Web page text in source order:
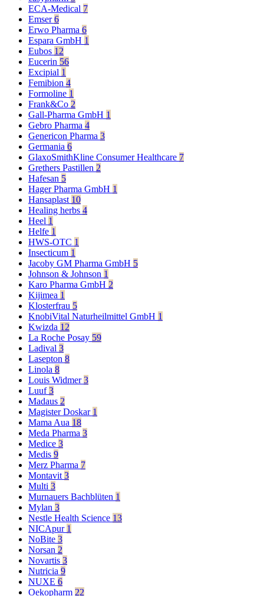
ECA-Medical 7
Emser6
Erwo Pharma 6
Espara GmbH 1
Eubos 12
Eucerin 56
Excipial 1
Femibion 4
Formoline 1
Frank&Co 2
Gall-Pharma GmbH 1
Gebro Pharma 4
Genericon Pharma 3
Germania 6
GlaxoSmithKline Consumer Healthcare 7
Grethers Pastillen 2
Hafesan 5
Hager Pharma GmbH 1
Hansaplast 10
Healing herbs 4
Heel 1
Helfe 1
HWS-OTC 1
Insecticum 1
Jacoby GM Pharma GmbH 5
Johnson & Johnson 1
Karo Pharma GmbH 2
Kijimea 1
Klosterfrau 5
KnobiVital Naturheilmittel GmbH 1
Kwizda 12
La Roche Posay 59
Ladival 3
Lasepton 8
Linola 8
Louis Widmer3
Luuf3
Madaus 2
Magister Doskar 1
Mama Aua 18
Meda Pharma 3
Medice 3
Medis 9
Merz Pharma 7
Montavit 3
Multi 3
Murnauers Bachblüten 1
Mylan 3
Nestle Health Science 13
NICApur 1
NoBite 3
Norsan 2
Novartis 3
Nutricia 9
NUXE 6
Oekopharm 22